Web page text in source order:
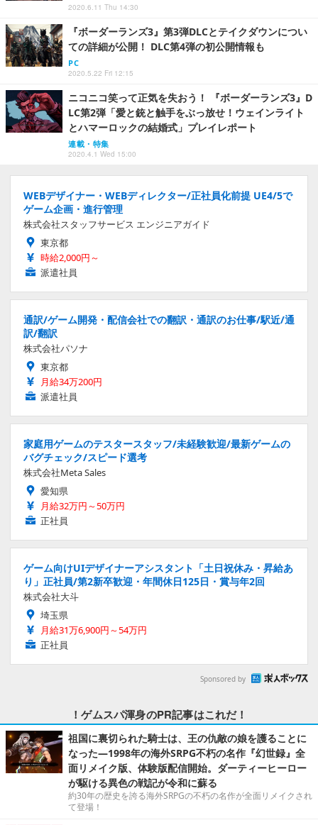
2020.6.11 Thu 14:30
『ボーダーランズ3』第3弾DLCとテイクダウンについ
ての詳細が公開！ DLC第4弾の初公開情報も
PC
2020.5.22 Fri 12:15
ニコニコ笑って正気を失おう！ 『ボーダーランズ3』D
LC第2弾「愛と銃と触手をぶっ放せ！ウェインライト
とハマーロックの結婚式」プレイレポート
連載・特集
2020.4.1 Wed 15:00
WEBデザイナー・WEBディレクター/正社員化前提 UE4/5で
ゲーム企画・進行管理
株式会社スタッフサービス エンジニアガイド
東京都
時給2,000円～
派遣社員
通訳/ゲーム開発・配信会社での翻訳・通訳のお仕事/駅近/通
訳/翻訳
株式会社パソナ
東京都
月給34万200円
派遣社員
家庭用ゲームのテスタースタッフ/未経験歓迎/最新ゲームの
バグチェック/スピード選考
株式会社Meta Sales
愛知県
月給32万円～50万円
正社員
ゲーム向けUIデザイナーアシスタント「土日祝休み・昇給あ
り」正社員/第2新卒歓迎・年間休日125日・賞与年2回
株式会社大斗
埼玉県
月給31万6,900円～54万円
正社員
Sponsored by
！ゲムスパ渾身のPR記事はこれだ！
祖国に裏切られた騎士は、王の仇敵の娘を護ることに
なった―1998年の海外SRPG不朽の名作『幻世録』全
面リメイク版、体験版配信開始。ダーティーヒーロー
が駆ける異色の戦記が令和に蘇る
約30年の歴史を誇る海外SRPGの不朽の名作が全面リメイクされ
て登場！